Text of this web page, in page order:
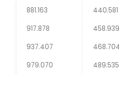
881.163
440.581
917.878
458.939
937.407
979.070 489.535